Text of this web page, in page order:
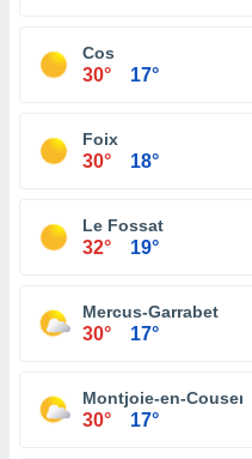
Cos
30° 17°
Foix
30° 18°
Le Fossat
32° 19°
Mercus-Garrabet
30° 17°
Montjoie-en-
30° 17°